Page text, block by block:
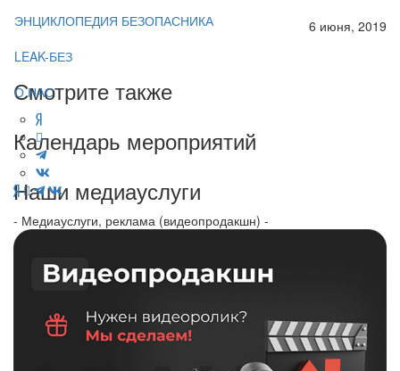
ЭНЦИКЛОПЕДИЯ БЕЗОПАСНИКА
LEAK-БЕЗ
О НАС
6 июня, 2019
Смотрите также
Календарь мероприятий
Наши медиауслуги
- Медиауслуги, реклама (видеопродакшн) -